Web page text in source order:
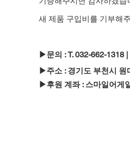
새 제품 구입비를 기부해
▶문의 : T. 032-662-1318 |
▶주소 : 경기도 부천시 원
▶후원 계좌 : 스마일어게